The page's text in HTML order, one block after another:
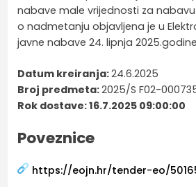
nabave male vrijednosti za
o nadmetanju objavljena je u
javne nabave 24. lipnja
Datum kreiranja:24.6.2025
Broj predmeta:2025/S F02-
Rok dostave: 16.7.2025 09:00:00
Poveznice
https://eojn.hr/tender-eo/